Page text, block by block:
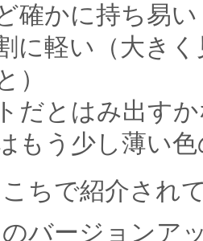
確かに持ち易い
に軽い（大き
）
だとはみ出す
もう少し薄い
ちで紹介され
バージョンア